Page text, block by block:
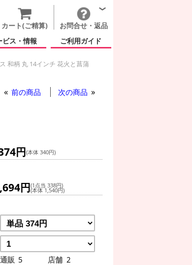
カート(ご精算)
お問合せ・返品
ビス・情報 ご利用ガイド
和柄 丸 14インチ 花火と菖蒲
前の商品 次の商品
円(本体 340円)
円(1点当 338円)
(本体 1,540円)
通販 5 店舗 2